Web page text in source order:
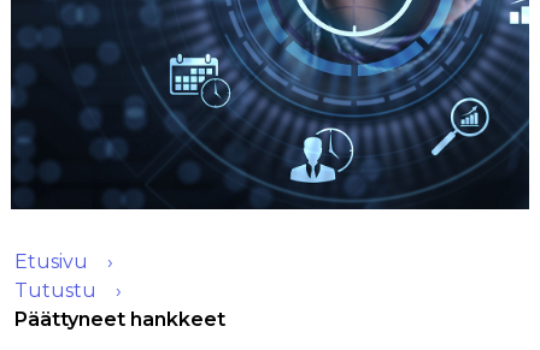
Etusivu
Tutustu
Päättyneet hankkeet